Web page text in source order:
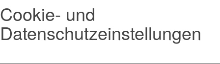
Cookie- und
Datenschutzeinstellungen